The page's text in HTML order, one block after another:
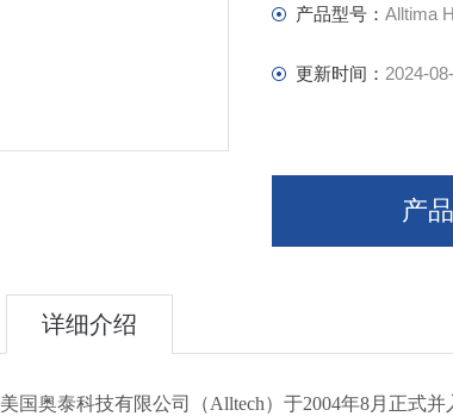
C18： 适用于普通的
EPS C18：提高极性
产品型号： Alltima
更新时间： 2024-
产
详细介绍
美国奥泰科技有限公司（Alltech）于2004年8月正式